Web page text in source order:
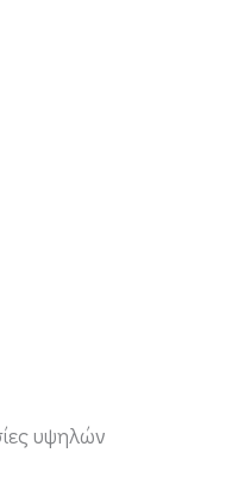
υψηλών